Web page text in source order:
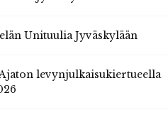
Unituulia Jyväskylään
levynjulkaisukiertueella